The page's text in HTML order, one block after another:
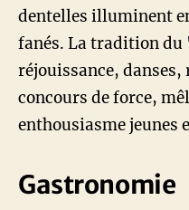
dentelles illuminent
fanés. La tradition
réjouissance,
concours de force,
enthousiasme jeunes
Gastronomie